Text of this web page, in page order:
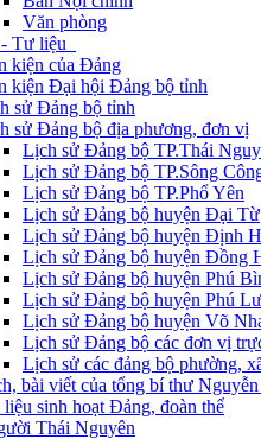
Văn phòng
Tư liệu
kiện của Đảng
kiện Đại hội Đảng bộ tỉnh
sử Đảng bộ tỉnh
sử Đảng bộ địa phương, đơn vị
Lịch sử Đảng bộ TP.Thái
Lịch sử Đảng bộ TP.Sông
Lịch sử Đảng bộ TP.Phổ Yên
Lịch sử Đảng bộ huyện Đại Từ
Lịch sử Đảng bộ huyện Định
Lịch sử Đảng bộ huyện Đồng
Lịch sử Đảng bộ huyện Phú
Lịch sử Đảng bộ huyện Phú
Lịch sử Đảng bộ huyện Võ
Lịch sử Đảng bộ các đơn vị
Lịch sử các đảng bộ phường,
bài viết của tổng bí thư
liệu sinh hoạt Đảng, đoàn thể
Thái Nguyên